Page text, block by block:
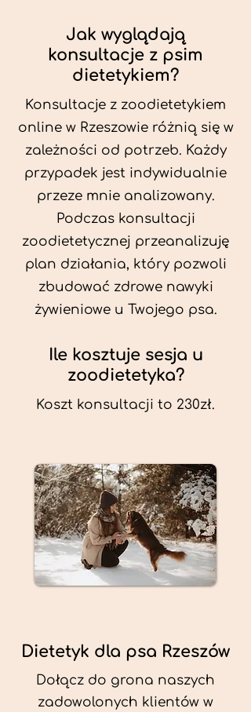
Jak wyglądają
konsultacje z psim
dietetykiem?
Konsultacje z zoodietetykiem
online w Rzeszowie różnią się w
zależności od potrzeb. Każdy
przypadek jest indywidualnie
przeze mnie analizowany.
Podczas konsultacji
zoodietetycznej przeanalizuję
plan działania, który pozwoli
zbudować zdrowe nawyki
żywieniowe u Twojego psa.
Ile kosztuje sesja u
zoodietetyka?
Koszt konsultacji to 230zł.
Dietetyk dla psa Rzeszów
Dołącz do grona naszych
zadowolonych klientów w